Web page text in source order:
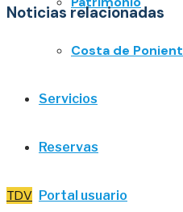
Costa de
Servicios
Reservas
Portal usuario
Noticias relacionadas
TDV